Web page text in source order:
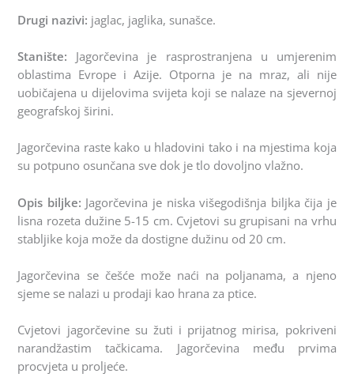
Drugi nazivi: jaglac, jaglika, sunašce.
Stanište: Jagorčevina je rasprostranjena u umjerenim
oblastima Evrope i Azije. Otporna je na mraz, ali nije
uobičajena u dijelovima svijeta koji se nalaze na sjevernoj
geografskoj širini.
Jagorčevina raste kako u hladovini tako i na mjestima koja
su potpuno osunčana sve dok je tlo dovoljno vlažno.
Opis biljke: Jagorčevina je niska višegodišnja biljka čija je
lisna rozeta dužine 5-15 cm. Cvjetovi su grupisani na vrhu
stabljike koja može da dostigne dužinu od 20 cm.
Jagorčevina se češće može naći na poljanama, a njeno
sjeme se nalazi u prodaji kao hrana za ptice.
Cvjetovi jagorčevine su žuti i prijatnog mirisa, pokriveni
narandžastim tačkicama. Jagorčevina među prvima
procvjeta u proljeće.